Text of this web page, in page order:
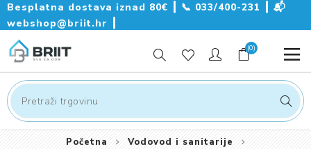
Besplatna dostava iznad 80€ ┃ 📞 033/400-231
📬
webshop@briit.hr
(0)
Početna
Vodovod i sanitarije